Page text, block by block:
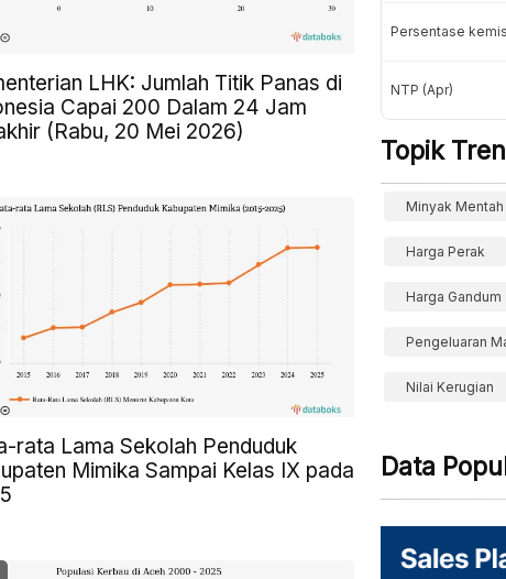
LHK: Jumlah Titik Panas di
Capai 200 Dalam 24 Jam
(Rabu, 20 Mei 2026)
rata Lama Sekolah Penduduk
Mimika Sampai Kelas IX pada
Persentase
NTP (Apr)
Topik
Minyak Mentah
Harga Perak
Harga Gandum
Pengeluaran
Nilai Kerugian
Data